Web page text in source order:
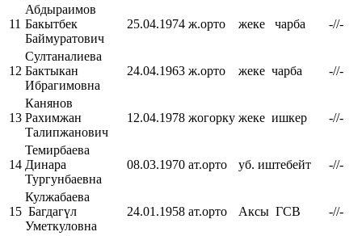
11
Абдыраимов
Бакытбек
Баймуратович
25.04.1974 ж.орто жеке чарба -//-
12
Султаналиева
Бактыкан
Ибрагимовна
24.04.1963 ж.орто жеке чарба -//-
13
Канянов
Рахимжан
Талипжанович
12.04.1978 жогорку жеке ишкер -//-
14
Темирбаева
Динара
Тургунбаевна
08.03.1970 ат.орто уб. иштебейт -//-
15
Кулжабаева
Багдагүл
Уметкуловна
24.01.1958 ат.орто Аксы ГСВ -//-